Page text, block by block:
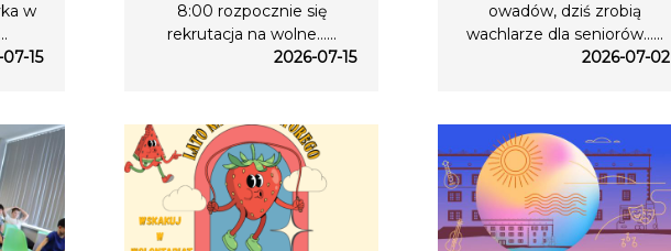
w
15
8:00 rozpocznie się
rekrutacja na wolne…...
2026-07-15
owadów, dziś zrobią
wachlarze dla seniorów…...
2026-07-02